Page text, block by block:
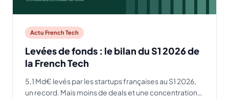
Actu French Tech
Levées de fonds : le bilan du S1 2026 de
la French Tech
5,1 Md€ levés par les startups françaises au S1 2026,
un record. Mais moins de deals et une concentration